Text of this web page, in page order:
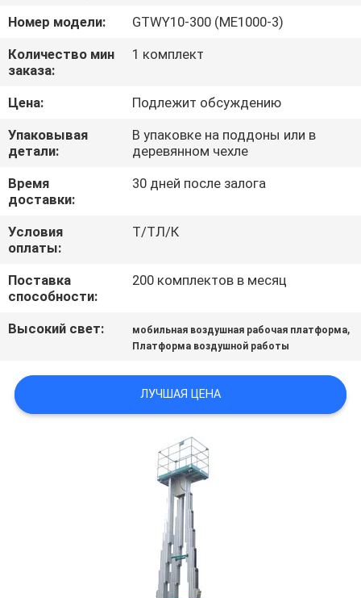
КОНТРОЛЬ
КАЧЕСТВА
СВЯЖИТЕСЬ
С
НАМИ
НОВОСТИ
ЗАПРОСИТЕ
ЦИТАТУ
КАРТА
ПОЛИТИКА
КОНФИДЕНЦИАЛЬНОСТИ
Номер модели:
GTWY10-300 (ME1000-3)
Количество мин
заказа:
1 комплект
Цена:
Подлежит обсуждению
Упаковывая
детали:
В упаковке на поддоны или в
деревянном чехле
Время
доставки:
30 дней после залога
Условия
оплаты:
Т/ТЛ/К
Поставка
способности:
200 комплектов в месяц
Высокий свет: мобильная воздушная рабочая платформа,
Платформа воздушной работы
ЛУЧШАЯ ЦЕНА